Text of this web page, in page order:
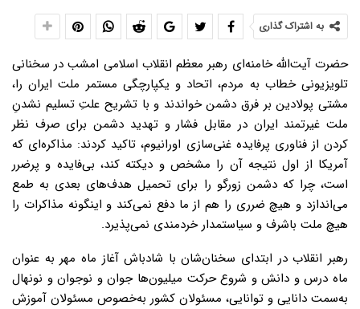
به اشتراک گذاری
حضرت آیت‌الله خامنه‌ای رهبر معظم انقلاب اسلامی امشب در سخنانی
تلویزیونی خطاب به مردم، اتحاد و یکپارچگی مستمر ملت ایران را،‌
مشتی پولادین بر فرق دشمن خواندند و با تشریح علتِ تسلیم نشدنِ
ملت غیرتمند ایران در مقابل فشار و تهدید دشمن برای صرف نظر
کردن از فناوری پرفایده غنی‌سازی اورانیوم، تاکید کردند: مذاکره‌ای که
آمریکا از اول نتیجه آن را مشخص و دیکته کند، ‌بی‌فایده و پرضرر
است، چرا که دشمن زورگو را برای تحمیل هدف‌های بعدی به طمع
می‌اندازد و هیچ ضرری را هم از ما دفع نمی‌کند و اینگونه مذاکرات را
هیچ ملت باشرف و سیاستمدار خردمندی نمی‌پذیرد.
رهبر انقلاب در ابتدای سخنان‌شان با شادباش آغاز ماه مهر به عنوان
ماه درس و دانش و شروع حرکت میلیون‌ها جوان و نوجوان و نونهال
به‌سمت دانایی و توانایی، مسئولان کشور به‌خصوص مسئولان آموزش